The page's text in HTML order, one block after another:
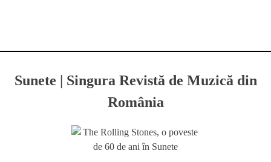
Sunete | Singura Revistă de Muzică din
România